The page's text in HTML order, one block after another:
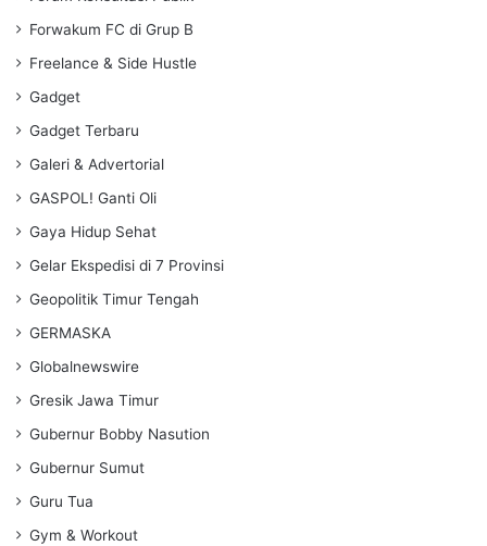
Forwakum FC di Grup B
Freelance & Side Hustle
Gadget
Gadget Terbaru
Galeri & Advertorial
GASPOL! Ganti Oli
Gaya Hidup Sehat
Gelar Ekspedisi di 7 Provinsi
Geopolitik Timur Tengah
GERMASKA
Globalnewswire
Gresik Jawa Timur
Gubernur Bobby Nasution
Gubernur Sumut
Guru Tua
Gym & Workout